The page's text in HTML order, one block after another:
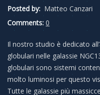
Posted by: Matteo Canzari
Comments: 0
Il nostro studio è dedicato
globulari nelle galassie
globulari sono sistemi
molto luminosi per questo
Tutte le galassie più